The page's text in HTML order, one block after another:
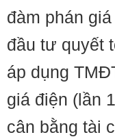
đàm phán
đầu tư quyết
áp dụng
giá điện (lần
cân bằng tài